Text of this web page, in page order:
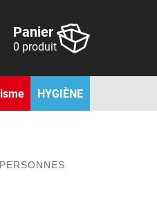
Panier
0 produit
HYGIÈNE